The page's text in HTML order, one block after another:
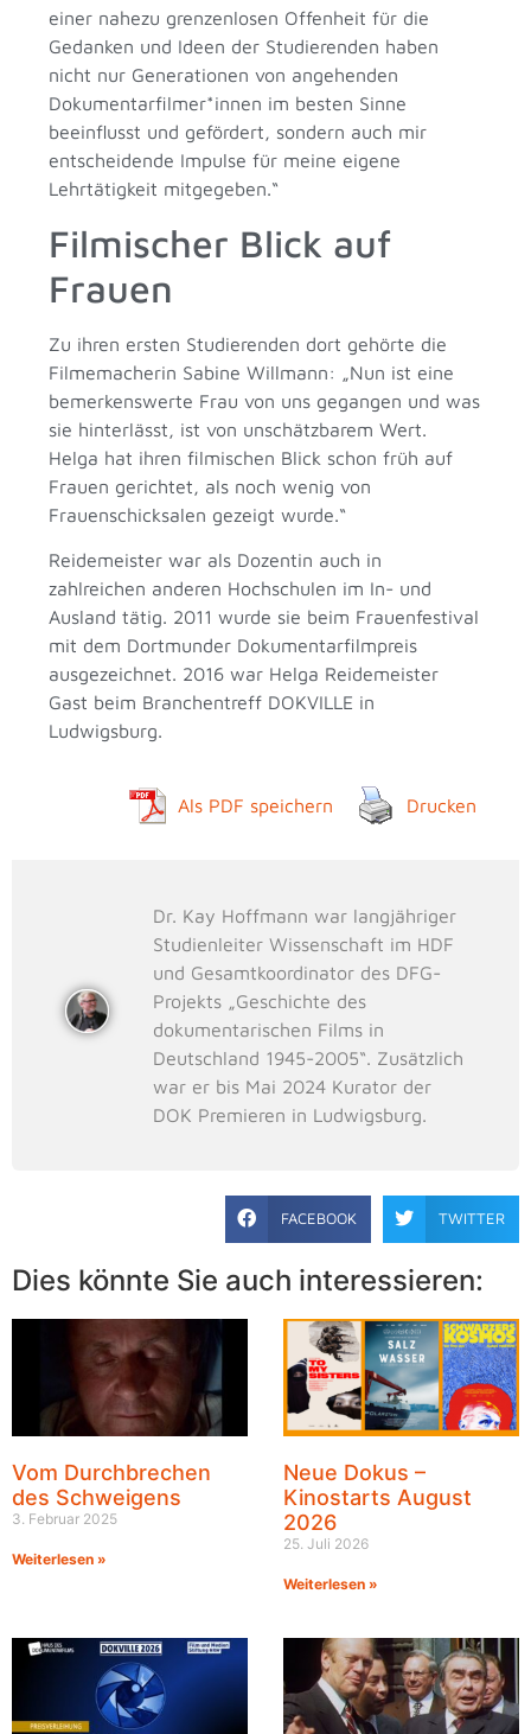
einer nahezu grenzenlosen Offenheit für die
Gedanken und Ideen der Studierenden haben
nicht nur Generationen von angehenden
Dokumentarfilmer*innen im besten Sinne
beeinflusst und gefördert, sondern auch mir
entscheidende Impulse für meine eigene
Lehrtätigkeit mitgegeben.“
Filmischer Blick auf
Frauen
Zu ihren ersten Studierenden dort gehörte die
Filmemacherin Sabine Willmann: „Nun ist eine
bemerkenswerte Frau von uns gegangen und was
sie hinterlässt, ist von unschätzbarem Wert.
Helga hat ihren filmischen Blick schon früh auf
Frauen gerichtet, als noch wenig von
Frauenschicksalen gezeigt wurde.“
Reidemeister war als Dozentin auch in
zahlreichen anderen Hochschulen im In- und
Ausland tätig. 2011 wurde sie beim Frauenfestival
mit dem Dortmunder Dokumentarfilmpreis
ausgezeichnet. 2016 war Helga Reidemeister
Gast beim Branchentreff DOKVILLE in
Ludwigsburg.
Als PDF speichern Drucken
Dr. Kay Hoffmann war langjähriger
Studienleiter Wissenschaft im HDF
und Gesamtkoordinator des DFG-
Projekts „Geschichte des
dokumentarischen Films in
Deutschland 1945-2005“. Zusätzlich
war er bis Mai 2024 Kurator der
DOK Premieren in Ludwigsburg.
FACEBOOK TWITTER
Dies könnte Sie auch interessieren:
Vom Durchbrechen
des Schweigens
3. Februar 2025
Weiterlesen »
Neue Dokus –
Kinostarts August
2026
25. Juli 2026
Weiterlesen »